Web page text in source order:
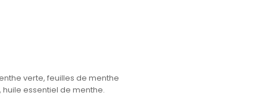
verte, feuilles de menthe
essentiel de menthe.